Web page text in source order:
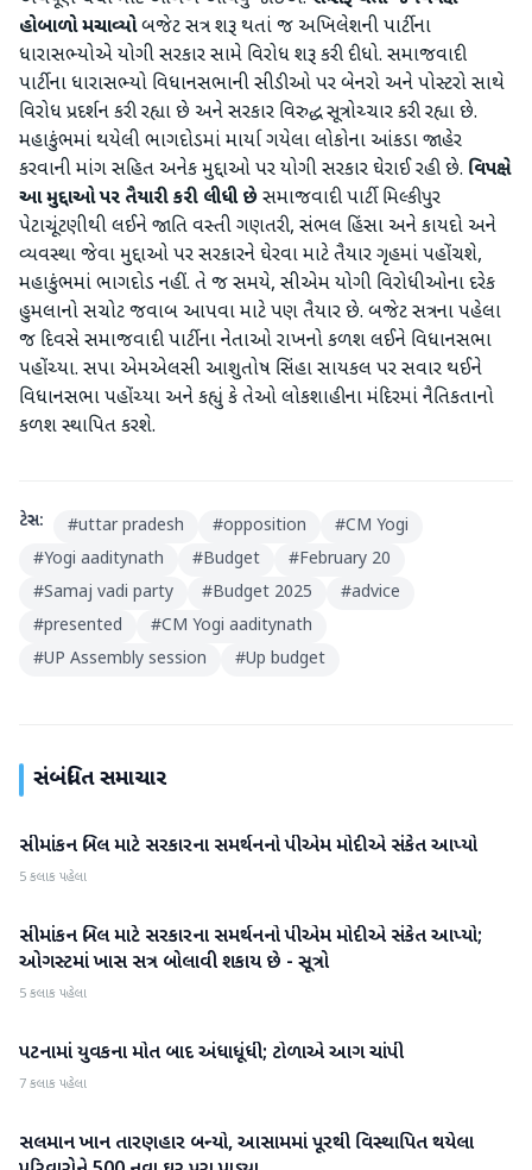
હોબાળો મચાવ્યોબજેટ સત્ર શરૂ થતાં જ અખિલેશની પાર્ટીના
ધારાસભ્યોએ યોગી સરકાર સામે વિરોધ શરૂ કરી દીધો. સમાજવાદી
પાર્ટીના ધારાસભ્યો વિધાનસભાની સીડીઓ પર બેનરો અને પોસ્ટરો સાથે
વિરોધ પ્રદર્શન કરી રહ્યા છે અને સરકાર વિરુદ્ધ સૂત્રોચ્ચાર કરી રહ્યા છે.
મહાકુંભમાં થયેલી ભાગદોડમાં માર્યા ગયેલા લોકોના આંકડા જાહેર
કરવાની માંગ સહિત અનેક મુદ્દાઓ પર યોગી સરકાર ઘેરાઈ રહી છે. વિપક્ષે
આ મુદ્દાઓ પર તૈયારી કરી લીધી છેસમાજવાદી પાર્ટી મિલ્કીપુર
પેટાચૂંટણીથી લઈને જાતિ વસ્તી ગણતરી, સંભલ હિંસા અને કાયદો અને
વ્યવસ્થા જેવા મુદ્દાઓ પર સરકારને ઘેરવા માટે તૈયાર ગૃહમાં પહોંચશે,
મહાકુંભમાં ભાગદોડ નહીં. તે જ સમયે, સીએમ યોગી વિરોધીઓના દરેક
હુમલાનો સચોટ જવાબ આપવા માટે પણ તૈયાર છે. બજેટ સત્રના પહેલા
જ દિવસે સમાજવાદી પાર્ટીના નેતાઓ રાખનો કળશ લઈને વિધાનસભા
પહોંચ્યા. સપા એમએલસી આશુતોષ સિંહા સાયકલ પર સવાર થઈને
વિધાનસભા પહોંચ્યા અને કહ્યું કે તેઓ લોકશાહીના મંદિરમાં નૈતિકતાનો
કળશ સ્થાપિત કરશે.
ટેગ્સ: #uttar pradesh #opposition #CM Yogi
#Yogi aaditynath #Budget #February 20
#Samaj vadi party #Budget 2025 #advice
#presented #CM Yogi aaditynath
#UP Assembly session #Up budget
સંબંધિત સમાચાર
રાષ્ટ્રીય
સીમાંકન બિલ માટે સરકારના સમર્થનનો પીએમ મોદીએ સંકેત આપ્યો
5 કલાક પહેલા
રાષ્ટ્રીય
સીમાંકન બિલ માટે સરકારના સમર્થનનો પીએમ મોદીએ સંકેત આપ્યો;
ઓગસ્ટમાં ખાસ સત્ર બોલાવી શકાય છે - સૂત્રો
5 કલાક પહેલા
રાષ્ટ્રીય
પટનામાં યુવકના મોત બાદ અંધાધૂંધી; ટોળાએ આગ ચાંપી
7 કલાક પહેલા
રાષ્ટ્રીય
સલમાન ખાન તારણહાર બન્યો, આસામમાં પૂરથી વિસ્થાપિત થયેલા